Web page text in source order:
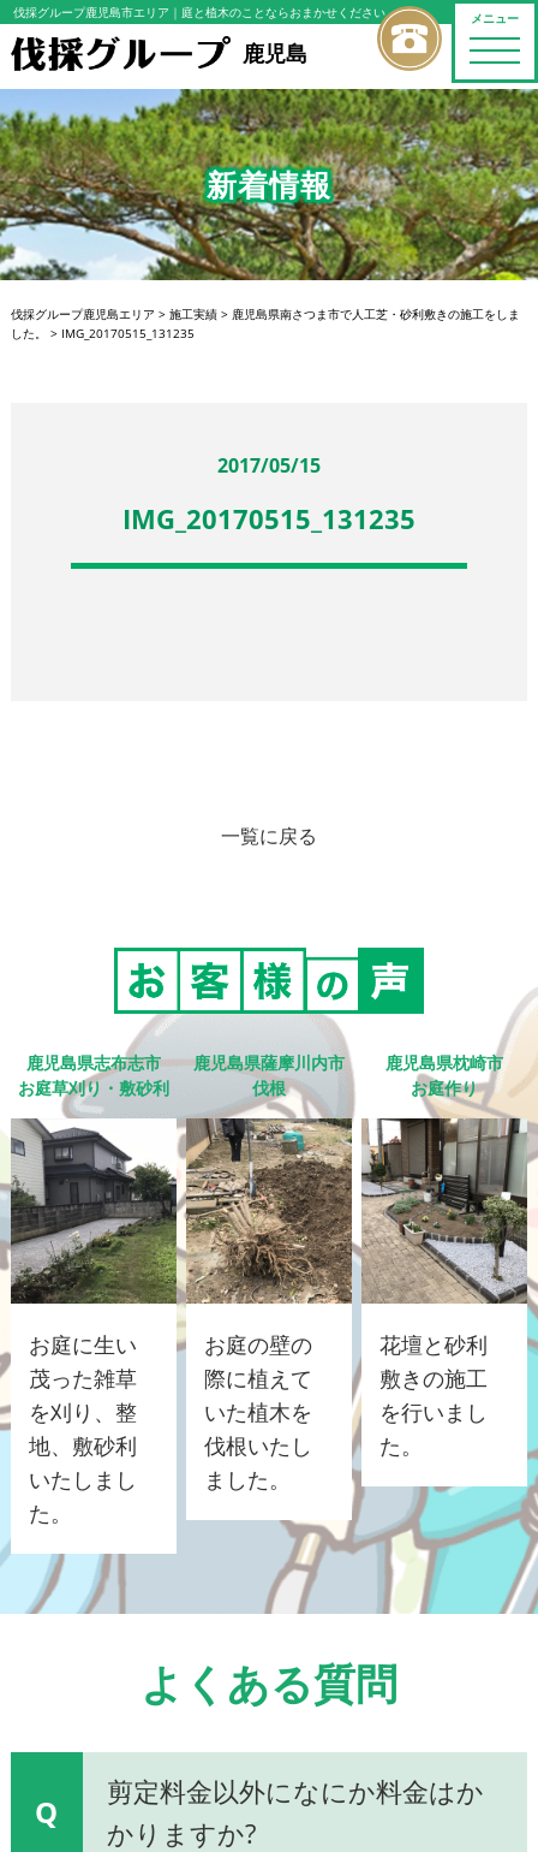
メニュー
toggle
伐採グループ鹿児島市エリア ｜庭と植木のことならおまかせください
鹿児島
新着情報
伐採グループ鹿児島エリア > 施工実績> 鹿児島県南さつま市で人工芝・砂利敷きの施工をしま
した。
> IMG_20170515_131235
2017/05/15
IMG_20170515_131235
一覧に戻る
鹿児島県志布志市
お庭草刈り・敷砂利
お庭に生い
茂った雑草
を刈り、整
地、敷砂利
いたしまし
た。
鹿児島県薩摩川内市
伐根
お庭の壁の
際に植えて
いた植木を
伐根いたし
ました。
鹿児島県枕崎市
お庭作り
花壇と砂利
敷きの施工
を行いまし
た。
よくある質問
Q
剪定料金以外になにか料金はか
かりますか?